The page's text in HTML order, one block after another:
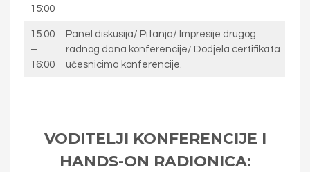
15:00
15:00
–
16:00
Panel diskusija/ Pitanja/ Impresije drugog
radnog dana konferencije/ Dodjela certifikata
učesnicima konferencije.
VODITELJI KONFERENCIJE I
HANDS-ON RADIONICA: